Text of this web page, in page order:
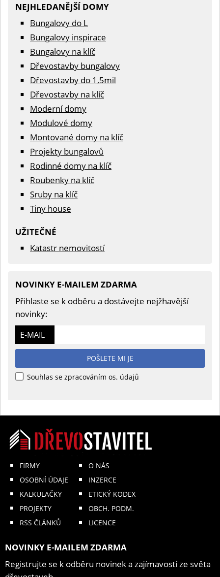
NEJHLEDANĚJŠÍ DOMY
Bungalovy do L
Bungalovy inspirace
Bungalovy na klíč
Dřevostavby bungalovy
Dřevostavby do 1,5mil
Dřevostavby na klíč
Moderní domy
Modulové domy
Montované domy na klíč
Projekty bungalovů
Rodinné domy na klíč
Roubenky na klíč
Sruby na klíč
Tiny house
UŽITEČNÉ
Katastr nemovitostí
NOVINKY E-MAILEM ZDARMA
Přihlaste se k odběru a dostávejte nejžhavější
novinky:
E-MAIL
POŠLETE MI JE
Souhlas se zpracováním os. údajů
FIRMY
OSOBNÍ ÚDAJE
KALKULAČKY
PROJEKTY
RSS ČLÁNKŮ
O NÁS
INZERCE
ETICKÝ KODEX
OBCH. PODM.
LICENCE
NOVINKY E-MAILEM ZDARMA
Registrujte se k odběru novinek a zajímavostí ze světa